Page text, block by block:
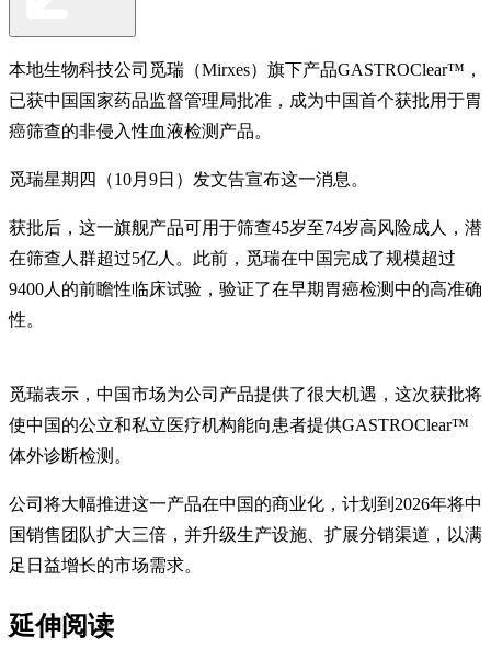
本地生物科技公司觅瑞（Mirxes）旗下产品GASTROClear™，
已获中国国家药品监督管理局批准，成为中国首个获批用于胃
癌筛查的非侵入性血液检测产品。
觅瑞星期四（10月9日）发文告宣布这一消息。
获批后，这一旗舰产品可用于筛查45岁至74岁高风险成人，潜
在筛查人群超过5亿人。此前，觅瑞在中国完成了规模超过
9400人的前瞻性临床试验，验证了在早期胃癌检测中的高准确
性。
觅瑞表示，中国市场为公司产品提供了很大机遇，这次获批将
使中国的公立和私立医疗机构能向患者提供GASTROClear™
体外诊断检测。
公司将大幅推进这一产品在中国的商业化，计划到2026年将中
国销售团队扩大三倍，并升级生产设施、扩展分销渠道，以满
足日益增长的市场需求。
延伸阅读